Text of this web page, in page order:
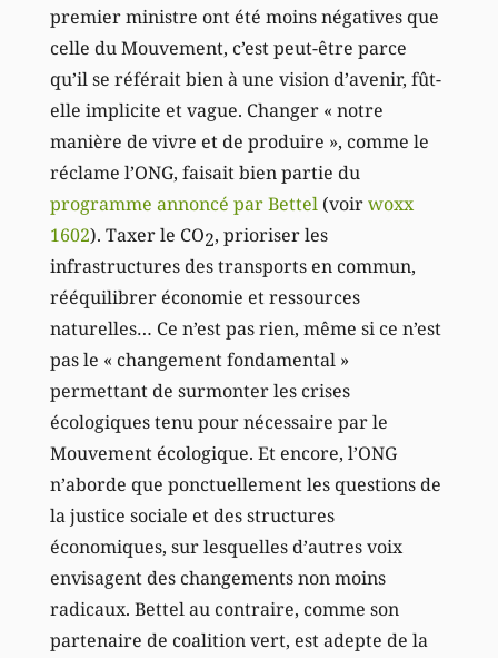
premier ministre ont été moins négatives que
celle du Mouvement, c’est peut-être parce
qu’il se référait bien à une vision d’avenir, fût-
elle implicite et vague. Changer « notre
manière de vivre et de produire », comme le
réclame l’ONG, faisait bien partie du
programme annoncé par Bettel(voirwoxx
1602). Taxer le CO2, prioriser les
infrastructures des transports en commun,
rééquilibrer économie et ressources
naturelles… Ce n’est pas rien, même si ce n’est
pas le « changement fondamental »
permettant de surmonter les crises
écologiques tenu pour nécessaire par le
Mouvement écologique. Et encore, l’ONG
n’aborde que ponctuellement les questions de
la justice sociale et des structures
économiques, sur lesquelles d’autres voix
envisagent des changements non moins
radicaux. Bettel au contraire, comme son
partenaire de coalition vert, est adepte de la